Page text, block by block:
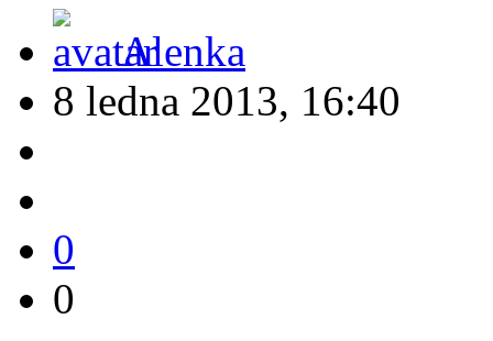
Alenka
8 ledna 2013, 16:40
0
0